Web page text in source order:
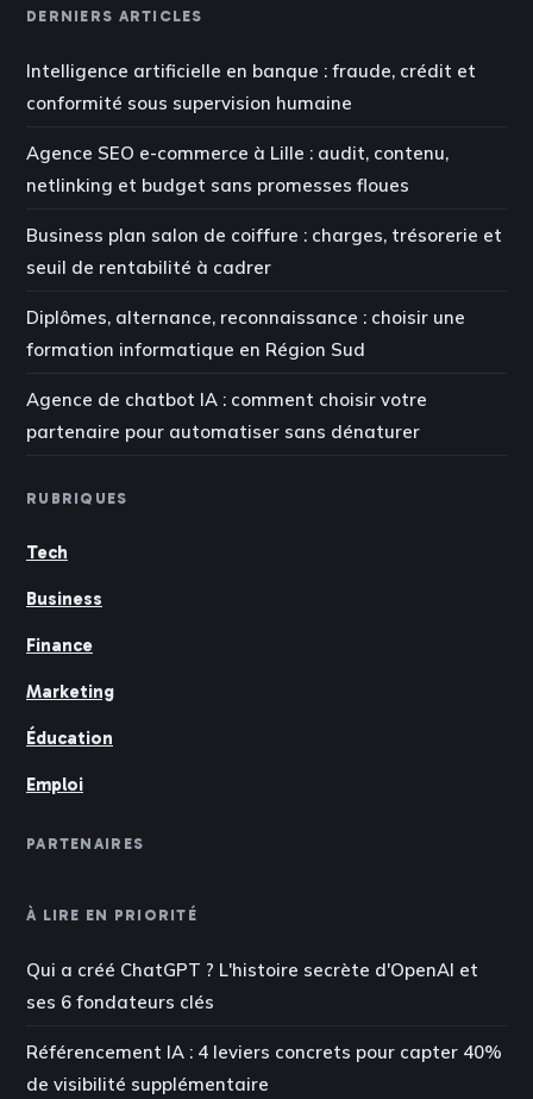
DERNIERS ARTICLES
Intelligence artificielle en banque : fraude, crédit et
conformité sous supervision humaine
Agence SEO e-commerce à Lille : audit, contenu,
netlinking et budget sans promesses floues
Business plan salon de coiffure : charges, trésorerie et
seuil de rentabilité à cadrer
Diplômes, alternance, reconnaissance : choisir une
formation informatique en Région Sud
Agence de chatbot IA : comment choisir votre
partenaire pour automatiser sans dénaturer
RUBRIQUES
Tech
Business
Finance
Marketing
Éducation
Emploi
PARTENAIRES
À LIRE EN PRIORITÉ
Qui a créé ChatGPT ? L'histoire secrète d'OpenAI et
ses 6 fondateurs clés
Référencement IA : 4 leviers concrets pour capter 40%
de visibilité supplémentaire